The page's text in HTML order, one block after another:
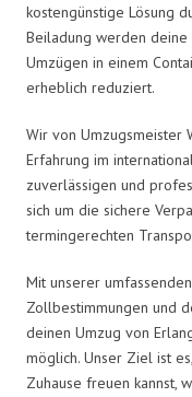
kostengünstige Lösung
Beiladung werden deine
Umzügen in einem
erheblich reduziert.
Wir von Umzugsmeister
Erfahrung im
zuverlässigen und
sich um die sichere
termingerechten
Mit unserer
Zollbestimmungen und
deinen Umzug von
möglich. Unser Ziel ist
Zuhause freuen kannst,